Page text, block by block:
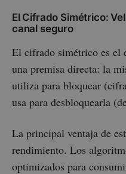
El Cifrado Simétrico:
canal seguro
El cifrado simétrico es el
una premisa directa: la
utiliza para bloquear
usa para desbloquearla
La principal ventaja de
rendimiento. Los
optimizados para